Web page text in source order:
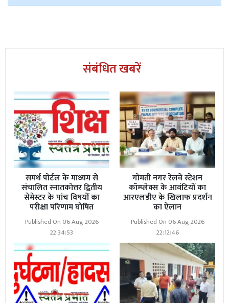
संबंधित खबरें
समर्थ पोर्टल के माध्यम से
संचालित स्नातकोत्तर द्वितीय
सेमेस्टर के पांच विषयों का
परीक्षा परिणाम घोषित
Published On 06 Aug 2026
22:34:53
गोमती नगर रेलवे स्टेशन
कॉम्प्लेक्स के आवंटियों का
आरएलडीए के खिलाफ प्रदर्शन
का ऐलान
Published On 06 Aug 2026
22:12:46